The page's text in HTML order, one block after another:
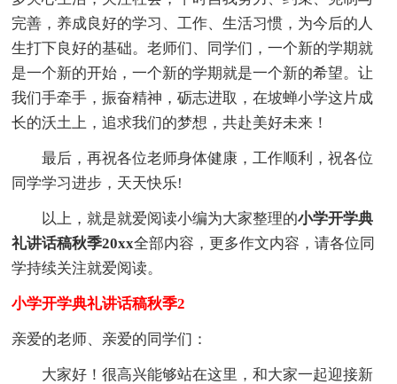
完善，养成良好的学习、工作、生活习惯，为今后的人
生打下良好的基础。老师们、同学们，一个新的学期就
是一个新的开始，一个新的学期就是一个新的希望。让
我们手牵手，振奋精神，砺志进取，在坡蝉小学这片成
长的沃土上，追求我们的梦想，共赴美好未来！
最后，再祝各位老师身体健康，工作顺利，祝各位
同学学习进步，天天快乐!
以上，就是就爱阅读小编为大家整理的小学开学典
礼讲话稿秋季20xx全部内容，更多作文内容，请各位同
学持续关注就爱阅读。
小学开学典礼讲话稿秋季2
亲爱的老师、亲爱的同学们：
大家好！很高兴能够站在这里，和大家一起迎接新